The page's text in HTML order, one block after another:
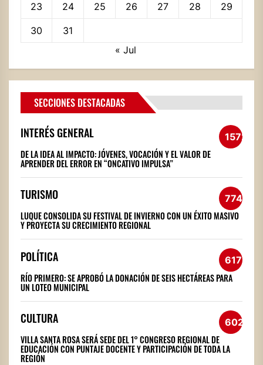
23 24 25 26 27 28 29
30
31
« Jul
SECCIONES DESTACADAS
INTERÉS GENERAL 1572
DE LA IDEA AL IMPACTO: JÓVENES, VOCACIÓN Y EL VALOR DE
APRENDER DEL ERROR EN “ONCATIVO IMPULSA”
TURISMO 774
LUQUE CONSOLIDA SU FESTIVAL DE INVIERNO CON UN ÉXITO MASIVO
Y PROYECTA SU CRECIMIENTO REGIONAL
POLÍTICA 617
RÍO PRIMERO: SE APROBÓ LA DONACIÓN DE SEIS HECTÁREAS PARA
UN LOTEO MUNICIPAL
CULTURA 602
VILLA SANTA ROSA SERÁ SEDE DEL 1° CONGRESO REGIONAL DE
EDUCACIÓN CON PUNTAJE DOCENTE Y PARTICIPACIÓN DE TODA LA
REGIÓN